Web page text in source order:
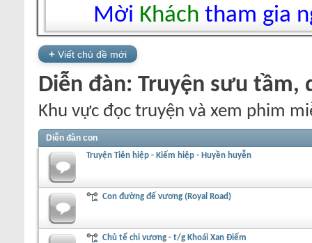
Mời Khách tham gia
+ Viết chủ đề mới
Diễn đàn: Truyện sưu tầm,
Khu vực đọc truyện và xem phim
Diễn đàn con
Truyện Tiên hiệp - Kiếm hiệp - Huyền huyễn
Con đường đế vương (Royal Road)
Chủ tể chi vương - t/g Khoái Xan Điếm